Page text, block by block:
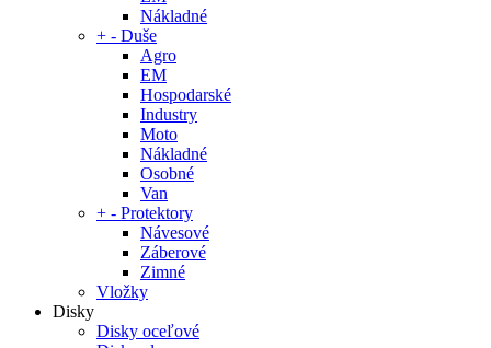
Nákladné
+ - Duše
Agro
EM
Hospodarské
Industry
Moto
Nákladné
Osobné
Van
+ - Protektory
Návesové
Záberové
Zimné
Vložky
Disky
Disky oceľové